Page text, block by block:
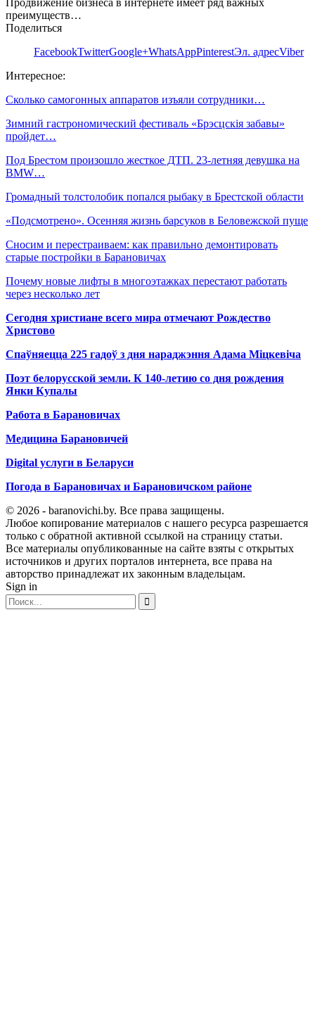
преимуществ…
Поделиться
FacebookTwitterGoogle+WhatsAppPinterestЭл. адресViber
Интересное:
Сколько самогонных аппаратов изъяли сотрудники…
Зимний гастрономический фестиваль «Брэсцскія забавы»
пройдет…
Под Брестом произошло жесткое ДТП. 23-летняя девушка на
BMW…
Громадный толстолобик попался рыбаку в Брестской области
«Подсмотрено». Осенняя жизнь барсуков в Беловежской пуще
Сносим и перестраиваем: как правильно демонтировать
старые постройки в Барановичах
Почему новые лифты в многоэтажках перестают работать
через несколько лет
Сегодня христиане всего мира отмечают Рождество
Христово
Спаўняецца 225 гадоў з дня нараджэння Адама Міцкевіча
Поэт белорусской земли. К 140-летию со дня рождения
Янки Купалы
Работа в Барановичах
Медицина Барановичей
Digital услуги в Беларуси
Погода в Барановичах и Барановичском районе
© 2026 - baranovichi.by. Все права защищены.
Любое копирование материалов с нашего ресурса разрешается
только с обратной активной ссылкой на страницу статьи.
Все материалы опубликованные на сайте взяты с открытых
источников и других порталов интернета, все права на
авторство принадлежат их законным владельцам.
Sign in